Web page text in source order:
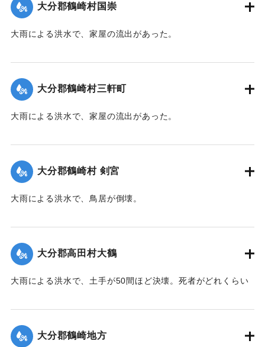
【出典：大分市史編さん委員会（1987）『大分市史 中巻』大
分市】
大分郡鶴崎村国崇
大雨による洪水で、家屋の流出があった。
｜固有コード:00208006
大分郡鶴崎村三軒町
大雨による洪水で、家屋の流出があった。
｜固有コード:00208007
大分郡鶴崎村 剣宮
大雨による洪水で、鳥居が倒壊。
｜固有コード:00208008
大分郡高田村大鶴
大雨による洪水で、土手が50間ほど決壊。死者がどれくらい
大分郡鶴崎地方